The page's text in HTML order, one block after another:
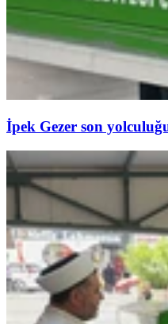
İpek Gezer son